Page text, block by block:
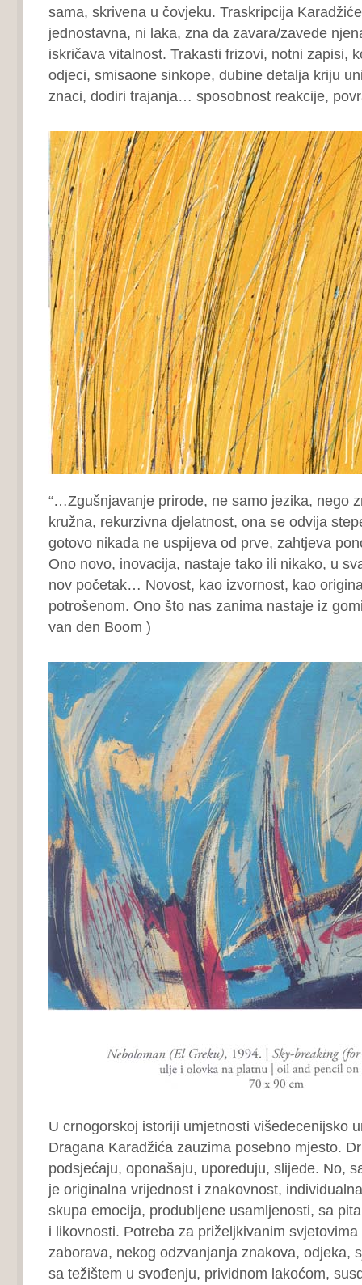
sama, skrivena u čovjeku. Traskripcija
jednostavna, ni laka, zna da zavara/zavede
iskričava vitalnost. Trakasti frizovi, notni zapisi,
odjeci, smisaone sinkope, dubine detalja kriju
znaci, dodiri trajanja… sposobnost reakcije,
“…Zgušnjavanje prirode, ne samo jezika, nego
kružna, rekurzivna djelatnost, ona se odvija
gotovo nikada ne uspijeva od prve, zahtjeva
Ono novo, inovacija, nastaje tako ili nikako, u
nov početak… Novost, kao izvornost, kao
potrošenom. Ono što nas zanima nastaje iz
van den Boom )
U crnogorskoj istoriji umjetnosti višedecenijsko
Dragana Karadžića zauzima posebno mjesto.
podsjećaju, oponašaju, upoređuju, slijede. No,
je originalna vrijednost i znakovnost,
skupa emocija, produbljene usamljenosti, sa
i likovnosti. Potreba za priželjkivanim
zaborava, nekog odzvanjanja znakova, odjeka,
sa težištem u svođenju, prividnom lakoćom,